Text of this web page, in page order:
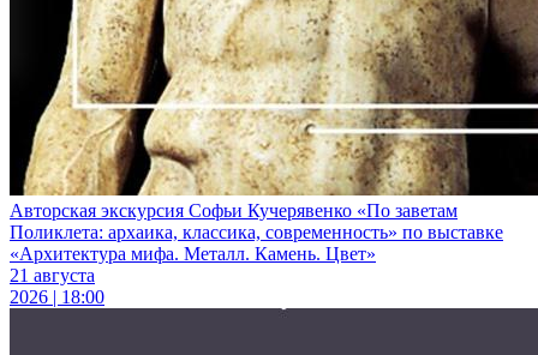
Авторская экскурсия Софьи Кучерявенко «По заветам
Поликлета: архаика, классика, современность» по выставке
«Архитектура мифа. Металл. Камень. Цвет»
21 августа
2026 | 18:00